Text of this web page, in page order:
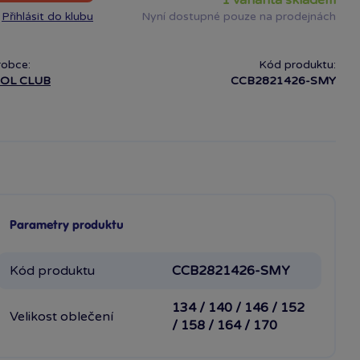
Přihlásit do klubu Nyní dostupné pouze na prodejnách
CLUB
Kód produktu:
CCB2821426-SMY
Parametry produktu
Kód produktu CCB2821426-SMY
Velikost oblečení
134 / 140 / 146 / 152
/ 158 / 164 / 170